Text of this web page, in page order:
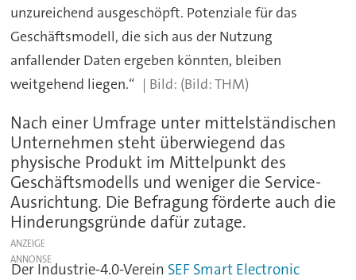
unzureichend ausgeschöpft. Potenziale für das
Geschäftsmodell, die sich aus der Nutzung
anfallender Daten ergeben könnten, bleiben
weitgehend liegen.“
(Bild: THM)
Nach einer Umfrage unter mittelständischen
Unternehmen steht überwiegend das
physische Produkt im Mittelpunkt des
Geschäftsmodells und weniger die Service-
Ausrichtung. Die Befragung förderte auch die
Hinderungsgründe dafür zutage.
ANZEIGE
Der Industrie-4.0-Verein SEF Smart Electronic